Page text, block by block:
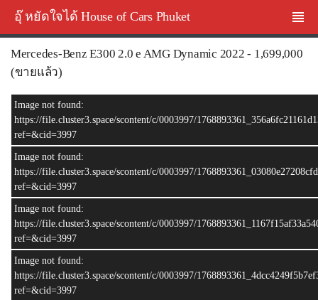
อุ๊ หยัดใจได้ House of Cars Phuket
Mercedes-Benz E300 2.0 e AMG Dynamic 2022 - 1,699,000
(ขายแล้ว)
–/
Image not found:
https://file.cluster3.space/scontent/c/0003997/
ref=&cid=3997
Image not found:
https://file.cluster3.space/scontent/c/0003997/
ref=&cid=3997
Image not found:
https://file.cluster3.space/scontent/c/0003997/
ref=&cid=3997
Image not found:
https://file.cluster3.space/scontent/c/0003997/
ref=&cid=3997
ขายแล้ว